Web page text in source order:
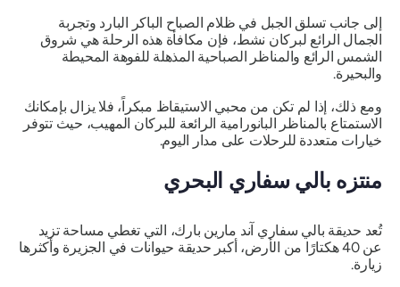
إلى جانب تسلق الجبل في ظلام الصباح الباكر البارد وتجربة
الجمال الرائع لبركان نشط، فإن مكافأة هذه الرحلة هي شروق
الشمس الرائع والمناظر الصباحية المذهلة للفوهة المحيطة
والبحيرة.
ومع ذلك، إذا لم تكن من محبي الاستيقاظ مبكراً، فلا يزال بإمكانك
الاستمتاع بالمناظر البانورامية الرائعة للبركان المهيب، حيث تتوفر
خيارات متعددة للرحلات على مدار اليوم.
منتزه بالي سفاري البحري
تُعد حديقة بالي سفاري آند مارين بارك، التي تغطي مساحة تزيد
عن 40 هكتارًا من الأرض، أكبر حديقة حيوانات في الجزيرة وأكثرها
زيارة.